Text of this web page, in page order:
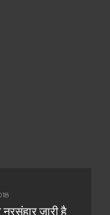
जारी है